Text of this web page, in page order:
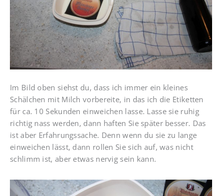
Im Bild oben siehst du, dass ich immer ein kleines
Schälchen mit Milch vorbereite, in das ich die Etiketten
für ca. 10 Sekunden einweichen lasse. Lasse sie ruhig
richtig nass werden, dann haften Sie später besser. Das
ist aber Erfahrungssache. Denn wenn du sie zu lange
einweichen lässt, dann rollen Sie sich auf, was nicht
schlimm ist, aber etwas nervig sein kann.